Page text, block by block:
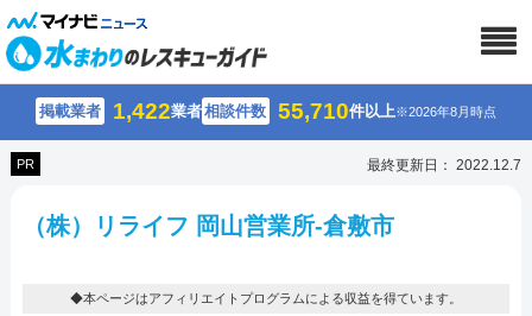
掲載業者 1,422業者相談件数 55,710件以上※2026年8月時点
PR 最終更新日： 2022.12.7
（株）リライフ 岡山営業所-倉敷市
◆本ページはアフィリエイトプログラムによる収益を得ています。